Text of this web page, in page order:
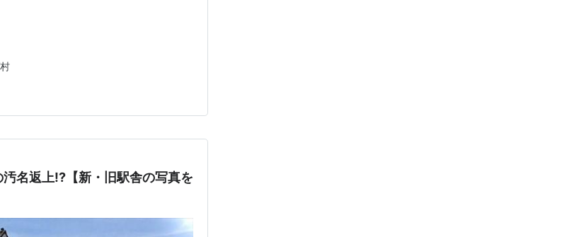
名返上!?【新・旧駅舎の写真を